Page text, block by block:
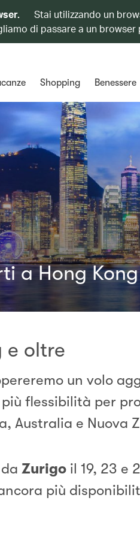
Stai utilizzando un
di passare a un
Shopping Benessere
a Hong
e oltre
un volo
flessibilità per
Australia e Nuova
Zurigo il 19, 23 e
più